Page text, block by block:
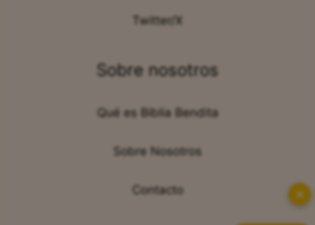
Twitter/X
Sobre nosotros
Qué es Biblia Bendita
Sobre Nosotros
Contacto ✕